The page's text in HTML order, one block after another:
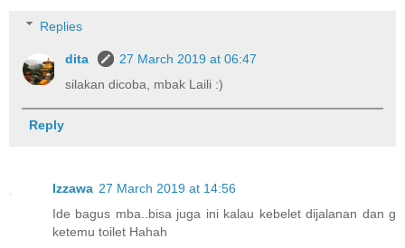
Replies
dita
27 March 2019 at 06:47
silakan dicoba, mbak Laili :)
Reply
Izzawa 27 March 2019 at 14:56
Ide bagus mba..bisa juga ini kalau kebelet dijalanan dan g
ketemu toilet Hahah